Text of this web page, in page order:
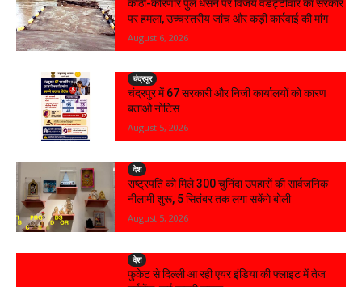
कोठी-कोरणार पुल धंसने पर विजय वडेट्टीवार का सरकार
पर हमला, उच्चस्तरीय जांच और कड़ी कार्रवाई की मांग
August 6, 2026
चंद्रपूर
चंद्रपुर में 67 सरकारी और निजी कार्यालयों को कारण
बताओ नोटिस
August 5, 2026
देश
राष्ट्रपति को मिले 300 चुनिंदा उपहारों की सार्वजनिक
नीलामी शुरू, 5 सितंबर तक लगा सकेंगे बोली
August 5, 2026
देश
फुकेट से दिल्ली आ रही एयर इंडिया की फ्लाइट में तेज